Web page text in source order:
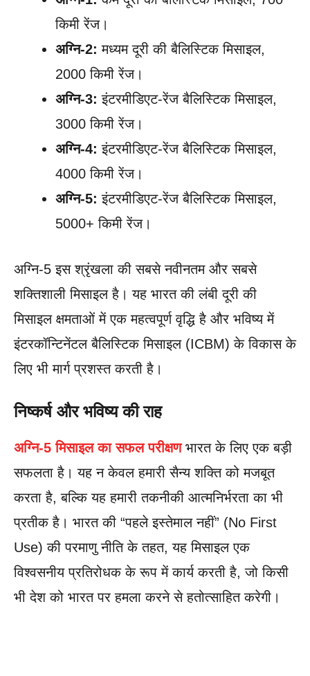
किमी रेंज।
अग्नि-2: मध्यम दूरी की बैलिस्टिक मिसाइल,
2000 किमी रेंज।
अग्नि-3: इंटरमीडिएट-रेंज बैलिस्टिक मिसाइल,
3000 किमी रेंज।
अग्नि-4: इंटरमीडिएट-रेंज बैलिस्टिक मिसाइल,
4000 किमी रेंज।
अग्नि-5: इंटरमीडिएट-रेंज बैलिस्टिक मिसाइल,
5000+ किमी रेंज।
अग्नि-5 इस श्रृंखला की सबसे नवीनतम और सबसे
शक्तिशाली मिसाइल है। यह भारत की लंबी दूरी की
मिसाइल क्षमताओं में एक महत्वपूर्ण वृद्धि है और भविष्य में
इंटरकॉन्टिनेंटल बैलिस्टिक मिसाइल (ICBM) के विकास के
लिए भी मार्ग प्रशस्त करती है।
निष्कर्ष और भविष्य की राह
अग्नि-5 मिसाइल का सफल परीक्षणभारत के लिए एक बड़ी
सफलता है। यह न केवल हमारी सैन्य शक्ति को मजबूत
करता है, बल्कि यह हमारी तकनीकी आत्मनिर्भरता का भी
प्रतीक है। भारत की “पहले इस्तेमाल नहीं” (No First
Use) की परमाणु नीति के तहत, यह मिसाइल एक
विश्वसनीय प्रतिरोधक के रूप में कार्य करती है, जो किसी
भी देश को भारत पर हमला करने से हतोत्साहित करेगी।